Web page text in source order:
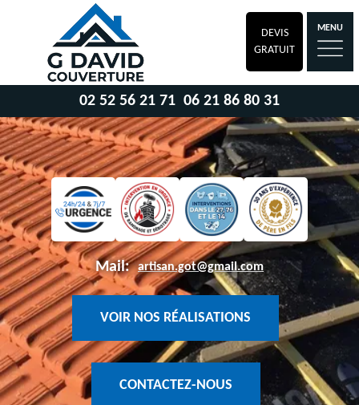
DEVIS
GRATUIT
MENU
02 52 56 21 71 06 21 86 80 31
Mail: artisan.got@gmail.com
VOIR NOS RÉALISATIONS
CONTACTEZ-NOUS